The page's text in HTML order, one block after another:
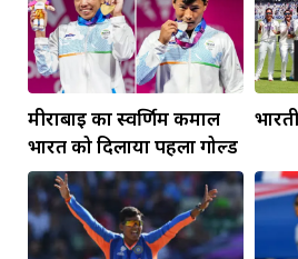
मीराबाई का स्वर्णिम कमाल
भारत को दिलाया पहला गोल्ड